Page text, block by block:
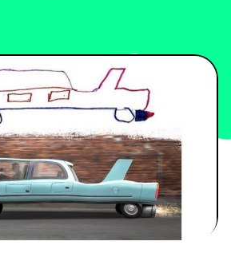
FOOD
SOUTENEZ KULTT